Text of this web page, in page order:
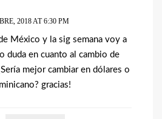
2018 AT 6:30 PM
México y la sig semana voy a
duda en cuanto al cambio de
mejor cambiar en dólares o
gracias!